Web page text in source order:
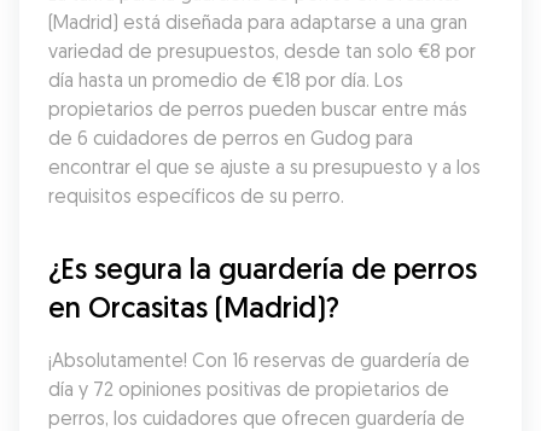
(Madrid) está diseñada para adaptarse a una gran
variedad de presupuestos, desde tan solo €8 por
día hasta un promedio de €18 por día. Los
propietarios de perros pueden buscar entre más
de 6 cuidadores de perros en Gudog para
encontrar el que se ajuste a su presupuesto y a los
requisitos específicos de su perro.
¿Es segura la guardería de perros
en Orcasitas (Madrid)?
¡Absolutamente! Con 16 reservas de guardería de
día y 72 opiniones positivas de propietarios de
perros, los cuidadores que ofrecen guardería de